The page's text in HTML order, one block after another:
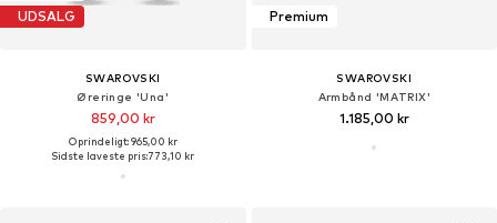
UDSALG
SWAROVSKI
Øreringe 'Una'
859,00 kr
Oprindeligt: 965,00 kr
Sidste laveste pris:773,10 kr
Premium
SWAROVSKI
Armbånd 'MATRIX'
1.185,00 kr